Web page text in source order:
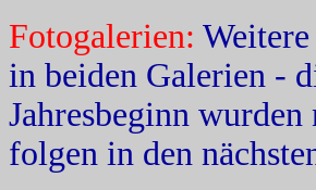
Fotogalerien:
in beiden Galerien -
Jahresbeginn
folgen in den